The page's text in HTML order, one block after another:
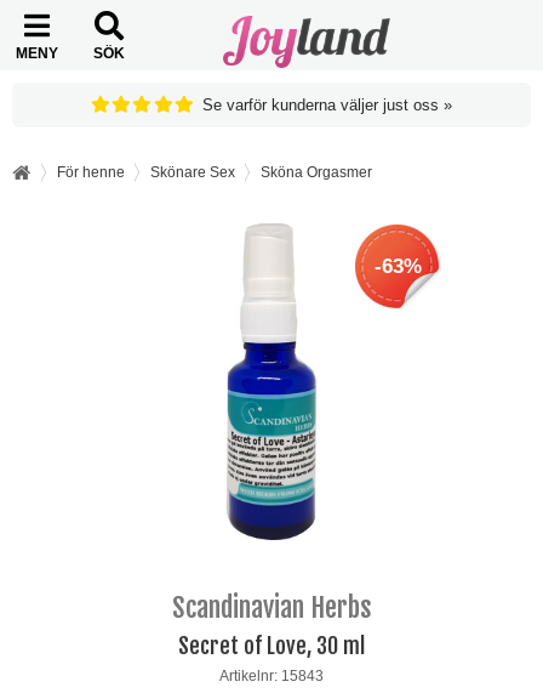
MENY SÖK
Se varför kunderna väljer just oss »
För henne Skönare Sex Sköna Orgasmer
-63%
Scandinavian Herbs
Secret of Love, 30 ml
Artikelnr: 15843